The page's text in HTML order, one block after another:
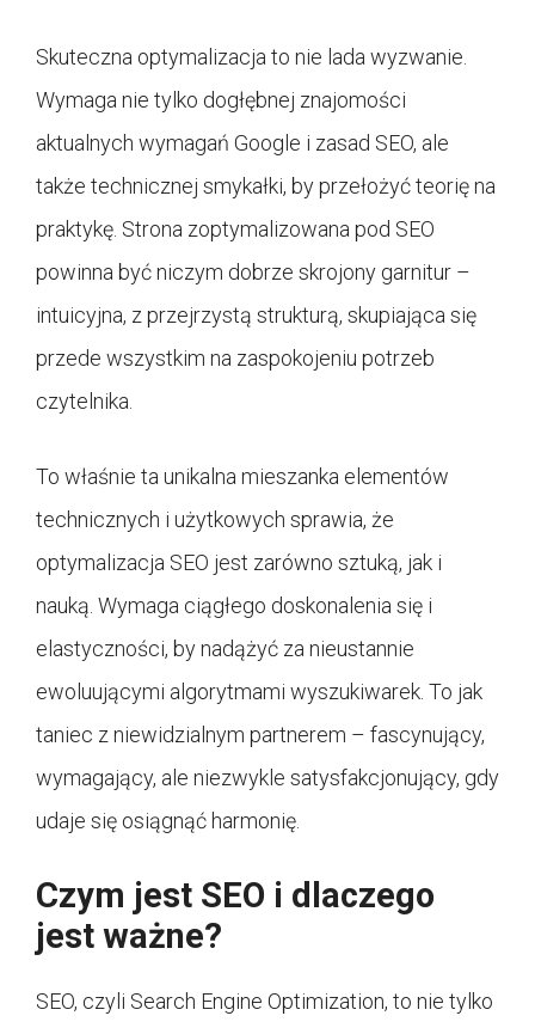
Skuteczna optymalizacja to nie lada wyzwanie.
Wymaga nie tylko dogłębnej znajomości
aktualnych wymagań Google i zasad SEO, ale
także technicznej smykałki, by przełożyć teorię na
praktykę. Strona zoptymalizowana pod SEO
powinna być niczym dobrze skrojony garnitur –
intuicyjna, z przejrzystą strukturą, skupiająca się
przede wszystkim na zaspokojeniu potrzeb
czytelnika.
To właśnie ta unikalna mieszanka elementów
technicznych i użytkowych sprawia, że
optymalizacja SEO jest zarówno sztuką, jak i
nauką. Wymaga ciągłego doskonalenia się i
elastyczności, by nadążyć za nieustannie
ewoluującymi algorytmami wyszukiwarek. To jak
taniec z niewidzialnym partnerem – fascynujący,
wymagający, ale niezwykle satysfakcjonujący, gdy
udaje się osiągnąć harmonię.
Czym jest SEO i dlaczego
jest ważne?
SEO, czyli Search Engine Optimization, to nie tylko